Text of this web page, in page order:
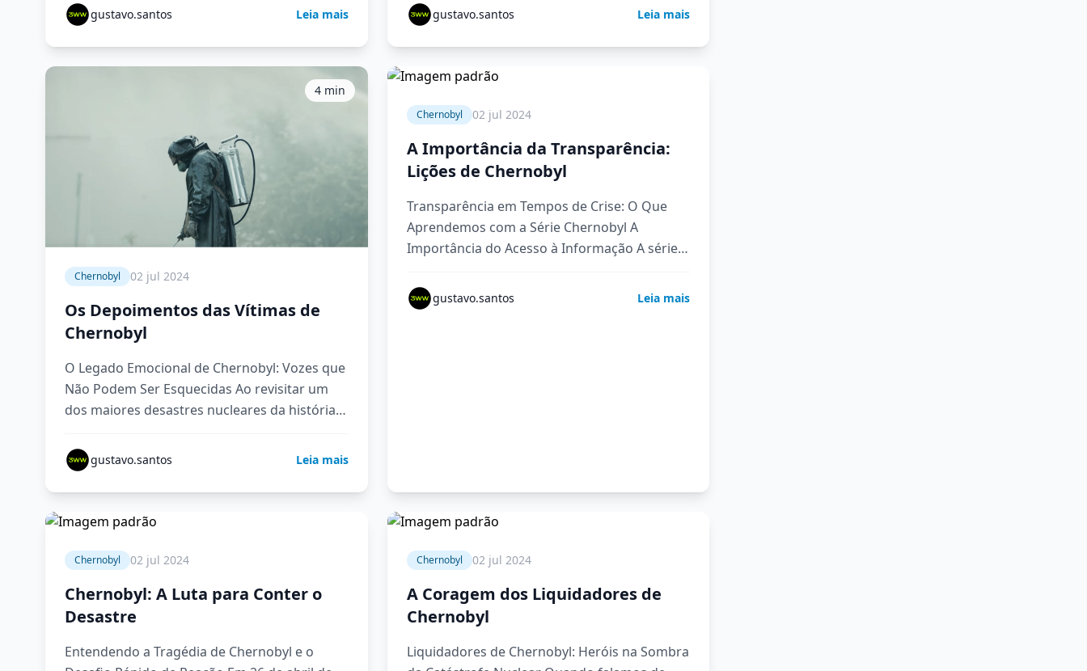
gustavo.santos Leia mais gustavo.santos Leia mais
4 min
Chernobyl 02 jul 2024
Os Depoimentos das Vítimas de
Chernobyl
O Legado Emocional de Chernobyl: Vozes que
Não Podem Ser Esquecidas Ao revisitar um
dos maiores desastres nucleares da história
gustavo.santos Leia mais
Chernobyl 02 jul 2024
A Importância da Transparência:
Lições de Chernobyl
Transparência em Tempos de Crise: O Que
Aprendemos com a Série Chernobyl A
Importância do Acesso à Informação A série
gustavo.santos Leia mais
Chernobyl 02 jul 2024
Chernobyl: A Luta para Conter o
Desastre
Entendendo a Tragédia de Chernobyl e o
Chernobyl 02 jul 2024
A Coragem dos Liquidadores de
Chernobyl
Liquidadores de Chernobyl: Heróis na Sombra